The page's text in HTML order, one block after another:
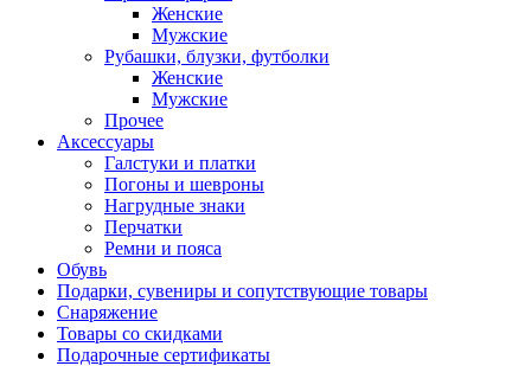
Женские
Мужские
Рубашки, блузки, футболки
Женские
Мужские
Прочее
Аксессуары
Галстуки и платки
Погоны и шевроны
Нагрудные знаки
Перчатки
Ремни и пояса
Обувь
Подарки, сувениры и сопутствующие товары
Снаряжение
Товары со скидками
Подарочные сертификаты